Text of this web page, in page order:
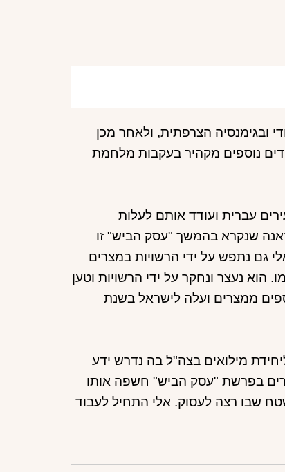
ובגימנסיה הצרפתית, ולאחר מכן
נוספים מקהיר בעקבות מלחמת
עברית ועודד אותם לעלות
20 שמו נקשר למבצע סוזאנה שנקרא בהמשך "עסק הביש" זו
2 מתוכם הוצאו להורג. אלי גם נתפש על ידי הרשויות במצרים
נעצר ונחקר על ידי הרשויות וטען
ממצרים ועלה לישראל בשנת
מילואים בצה"ל בה נדרש ידע
בפרשת "עסק הביש" חשפה אותו
שבו רצה לעסוק. אלי התחיל לעבוד